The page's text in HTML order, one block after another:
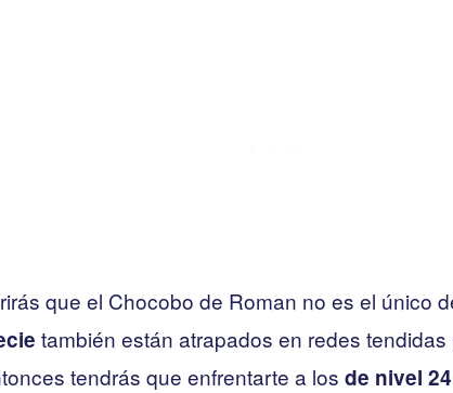
que el Chocobo de Roman no es el único
también están atrapados en redes
tendrás que enfrentarte a los de nivel 24